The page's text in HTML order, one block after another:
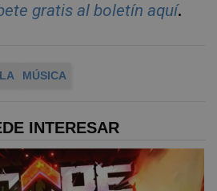
gratis al boletín aquí.
MÚSICA
INTERESAR